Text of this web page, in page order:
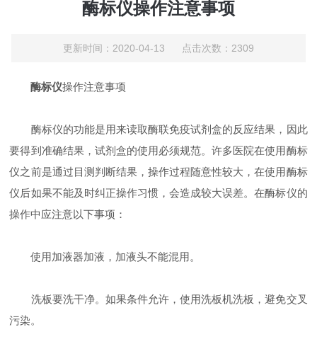
酶标仪操作注意事项
更新时间：2020-04-13 点击次数：2309
酶标仪操作注意事项
酶标仪的功能是用来读取酶联免疫试剂盒的反应结果，因此
要得到准确结果，试剂盒的使用必须规范。许多医院在使用酶标
仪之前是通过目测判断结果，操作过程随意性较大，在使用酶标
仪后如果不能及时纠正操作习惯，会造成较大误差。在酶标仪的
操作中应注意以下事项：
使用加液器加液，加液头不能混用。
洗板要洗干净。如果条件允许，使用洗板机洗板，避免交叉
污染。